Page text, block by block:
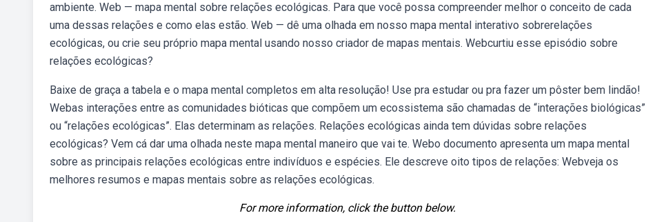
ambiente. Web — mapa mental sobre relações ecológicas. Para que você possa compreender melhor o conceito de cada
uma dessas relações e como elas estão. Web — dê uma olhada em nosso mapa mental interativo sobrerelações
ecológicas, ou crie seu próprio mapa mental usando nosso criador de mapas mentais. Webcurtiu esse episódio sobre
relações ecológicas?
Baixe de graça a tabela e o mapa mental completos em alta resolução! Use pra estudar ou pra fazer um pôster bem lindão!
Webas interações entre as comunidades bióticas que compõem um ecossistema são chamadas de “interações biológicas”
ou “relações ecológicas”. Elas determinam as relações. Relações ecológicas ainda tem dúvidas sobre relações
ecológicas? Vem cá dar uma olhada neste mapa mental maneiro que vai te. Webo documento apresenta um mapa mental
sobre as principais relações ecológicas entre indivíduos e espécies. Ele descreve oito tipos de relações: Webveja os
melhores resumos e mapas mentais sobre as relações ecológicas.
For more information, click the button below.